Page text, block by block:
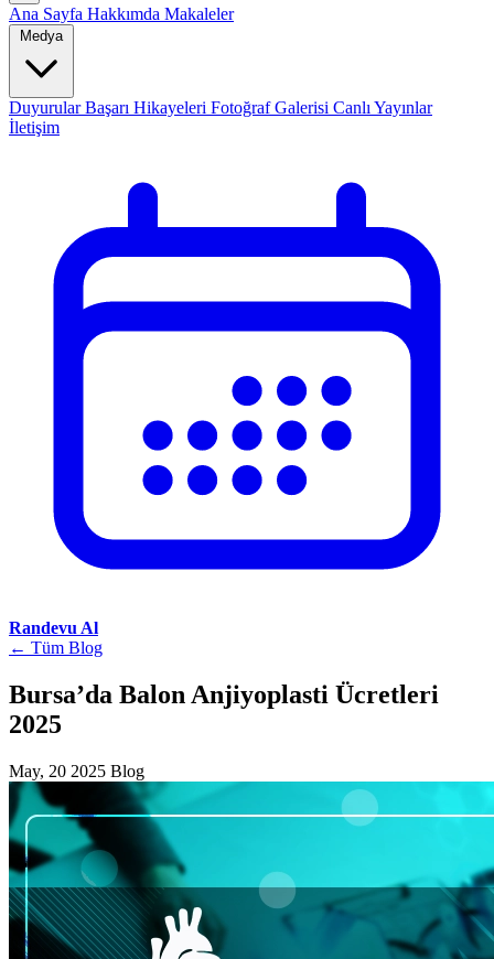
Ana Sayfa Hakkımda Makaleler
Medya
DuyurularBaşarı Hikayeleri Fotoğraf Galerisi Canlı Yayınlar
İletişim
Randevu Al
← Tüm Blog
Bursa’da Balon Anjiyoplasti Ücretleri
2025
May, 20 2025 Blog